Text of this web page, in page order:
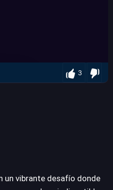
3
un vibrante desafío donde